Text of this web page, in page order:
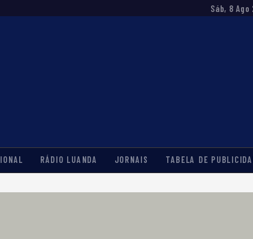
Sáb, 8
RÁDIO LUANDA JORNAIS TABELA DE